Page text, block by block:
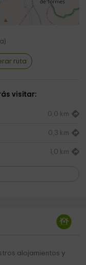
)
ruta
visitar:
0,0 km
0,3 km
1,0 km
2,5 km
alojamientos y